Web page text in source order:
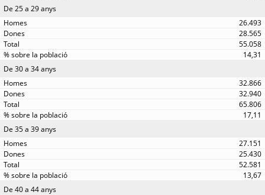
De 25 a 29 anys
26.493
28.565
55.058
14,31
De 30 a 34 anys
32.866
32.940
65.806
17,11
De 35 a 39 anys
27.151
25.430
52.581
13,67
De 40 a 44 anys